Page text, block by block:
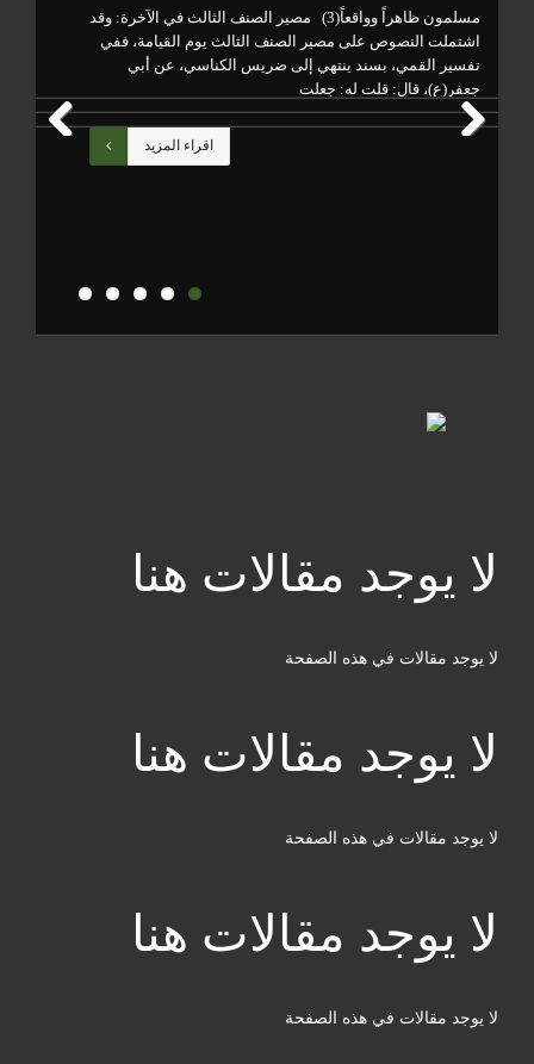
مسلمون ظاهراً وواقعاً(3) مصير الصنف الثالث في الآخرة: وقد
اشتملت النصوص على مصير الصنف الثالث يوم القيامة، ففي
تفسير القمي، بسند ينتهي إلى ضريس الكناسي، عن أبي
جعفر(ع)، قال: قلت له: جعلت
اقراء المزيد
Previous
لا يوجد مقالات هنا
لا يوجد مقالات في هذه الصفحة
لا يوجد مقالات هنا
لا يوجد مقالات في هذه الصفحة
لا يوجد مقالات هنا
لا يوجد مقالات في هذه الصفحة